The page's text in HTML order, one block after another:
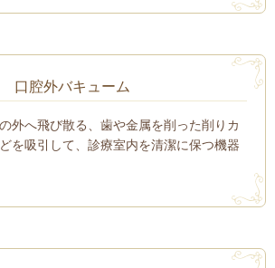
口腔外バキューム
外へ飛び散る、歯や金属を削った削りカ
を吸引して、診療室内を清潔に保つ機器